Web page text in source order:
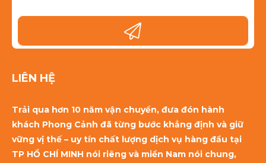
LIÊN HỆ
Trải qua hơn 10 năm vận chuyển, đưa đón hành
khách Phong Cảnh đã từng bước khẳng định và giữ
vững vị thế – uy tín chất lượng dịch vụ hàng đầu tại
TP HỒ CHÍ MINH nói riêng và miền Nam nói chung,